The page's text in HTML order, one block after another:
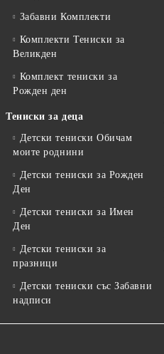
Забавни Комплекти
Комплекти Тениски за
Великден
Комплект тениски за
Рожден ден
Тениски за деца
Детски тениски Обичам
моите роднини
Детски тениски за Рожден
Ден
Детски тениски за Имен
Ден
Детски тениски за
празници
Детски тениски със Забавни
надписи